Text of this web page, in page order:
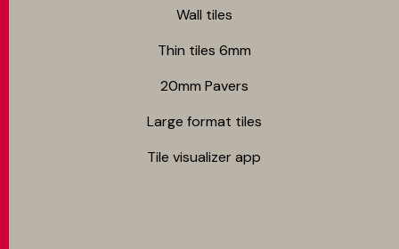
Wall tiles
Thin tiles 6mm
20mm Pavers
Large format tiles
Tile visualizer app